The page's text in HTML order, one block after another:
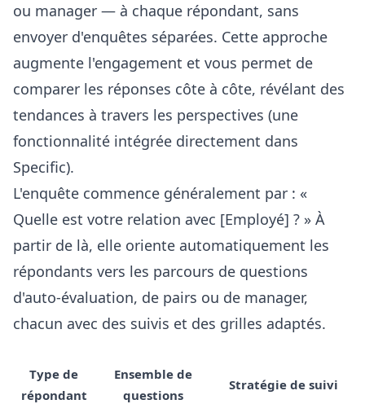
ou manager — à chaque répondant, sans
envoyer d'enquêtes séparées. Cette approche
augmente l'engagement et vous permet de
comparer les réponses côte à côte, révélant des
tendances à travers les perspectives (une
fonctionnalité intégrée directement dans
Specific).
L'enquête commence généralement par : «
Quelle est votre relation avec [Employé] ? » À
partir de là, elle oriente automatiquement les
répondants vers les parcours de questions
d'auto-évaluation, de pairs ou de manager,
chacun avec des suivis et des grilles adaptés.
Type de
répondant
Ensemble de
questions
Stratégie de suivi